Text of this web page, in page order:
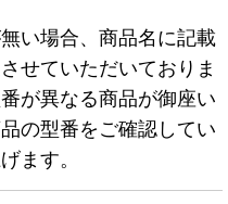
い場合、商品名に記載
せていただいておりま
が異なる商品が御座い
の型番をご確認してい
ます。